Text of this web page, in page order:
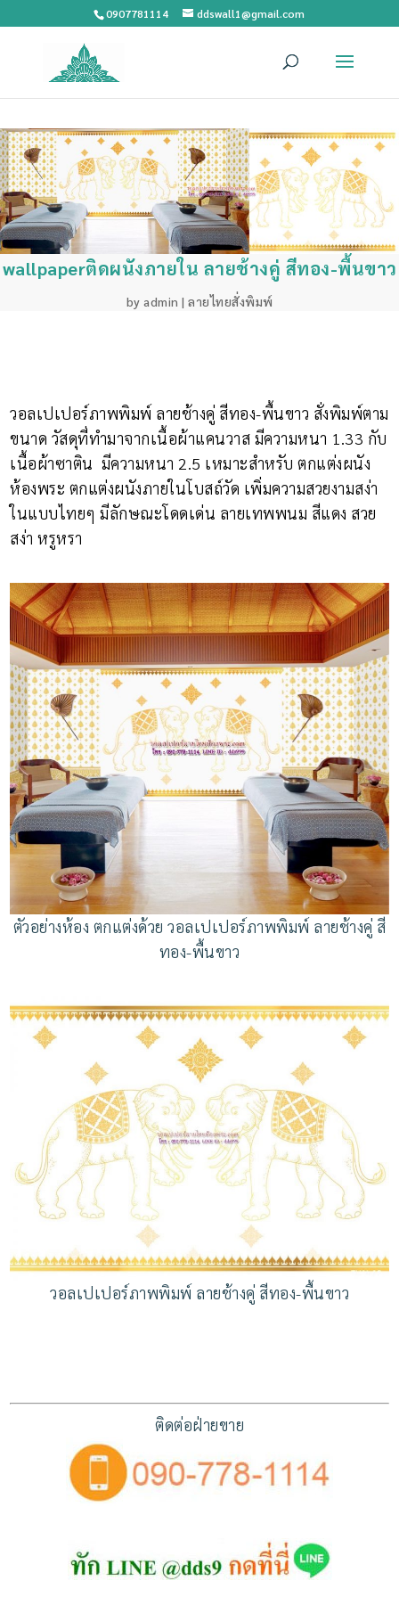
0907781114 ddswall1@gmail.com
wallpaperติดผนังภายใน ลายช้างคู่ สีทอง-พื้นขาว
by admin | ลายไทยสั่งพิมพ์
วอลเปเปอร์ภาพพิมพ์ ลายช้างคู่ สีทอง-พื้นขาว สั่งพิมพ์ตาม
ขนาด วัสดุที่ทำมาจากเนื้อผ้าแคนวาส มีความหนา 1.33 กับ
เนื้อผ้าซาติน มีความหนา 2.5 เหมาะสำหรับ ตกแต่งผนัง
ห้องพระ ตกแต่งผนังภายในโบสถ์วัด เพิ่มความสวยงามสง่า
ในแบบไทยๆ มีลักษณะโดดเด่น ลายเทพพนม สีแดง สวย
สง่า หรูหรา
ตัวอย่างห้อง ตกแต่งด้วย วอลเปเปอร์ภาพพิมพ์ ลายช้างคู่ สี
ทอง-พื้นขาว
วอลเปเปอร์ภาพพิมพ์ ลายช้างคู่ สีทอง-พื้นขาว
ติดต่อฝ่ายขาย